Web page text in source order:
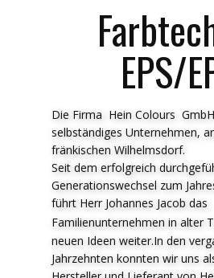
EPS/
Die Firma Hein Colours
selbständiges Unternehmen,
fränkischen Wilhelmsdorf.
Seit dem erfolgreich
Generationswechsel zum
führt Herr Johannes Jacob das
Familienunternehmen in alter
neuen Ideen weiter.In den
Jahrzehnten konnten wir uns